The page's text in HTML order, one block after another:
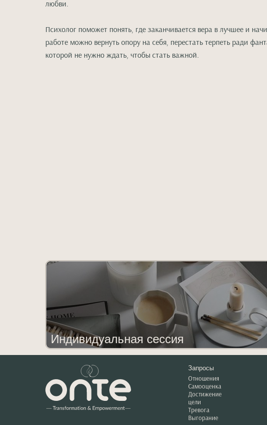
любви.
Психолог поможет понять, где заканчивается вера в лучшее и
работе можно вернуть опору на себя, перестать терпеть ради
которой не нужно ждать, чтобы стать важной.
Индивидуальная сессия
Отношения
Самооценка
Достижение
цели
Тревога
Выгорание
Запросы